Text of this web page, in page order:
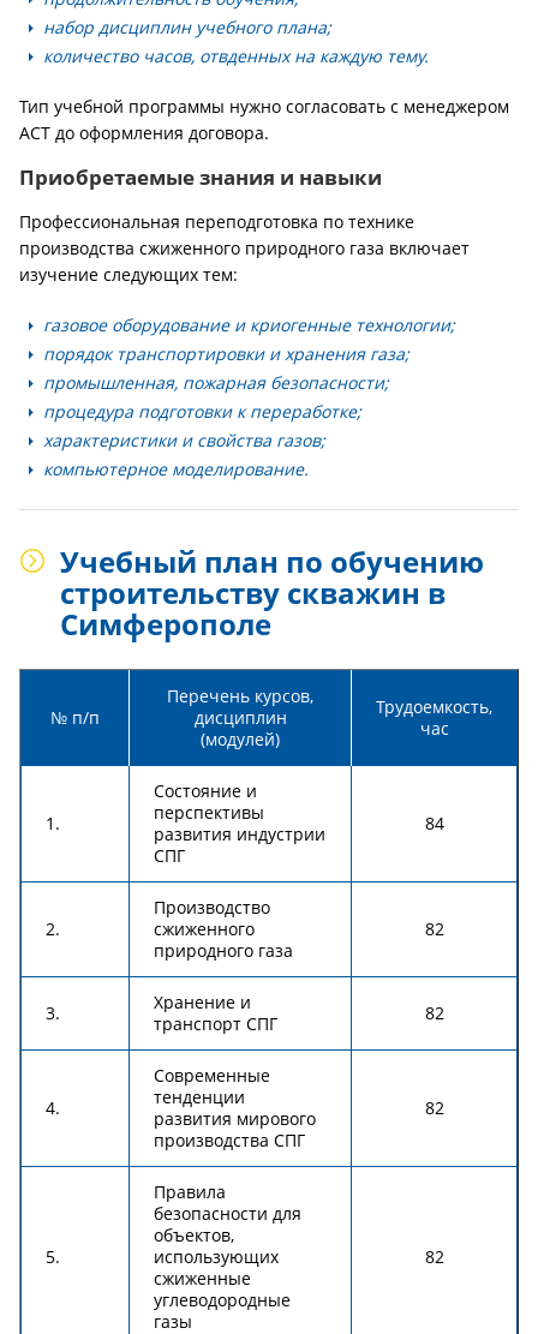
набор дисциплин учебного плана;
количество часов, отвденных на каждую тему.
Тип учебной программы нужно согласовать с менеджером
АСТ до оформления договора.
Приобретаемые знания и навыки
Профессиональная переподготовка по технике
производства сжиженного природного газа включает
изучение следующих тем:
газовое оборудование и криогенные технологии;
порядок транспортировки и хранения газа;
промышленная, пожарная безопасности;
процедура подготовки к переработке;
характеристики и свойства газов;
компьютерное моделирование.
Учебный план по обучению
строительству скважин в
Симферополе
№ п/п
Перечень курсов,
дисциплин
(модулей)
Трудоемкость,
час
1.
Состояние и
перспективы
развития индустрии
СПГ
84
2.
Производство
сжиженного
природного газа
82
3.
Хранение и
транспорт СПГ
82
4.
Современные
тенденции
развития мирового
производства СПГ
82
5.
Правила
безопасности для
объектов,
использующих
сжиженные
углеводородные
газы
82